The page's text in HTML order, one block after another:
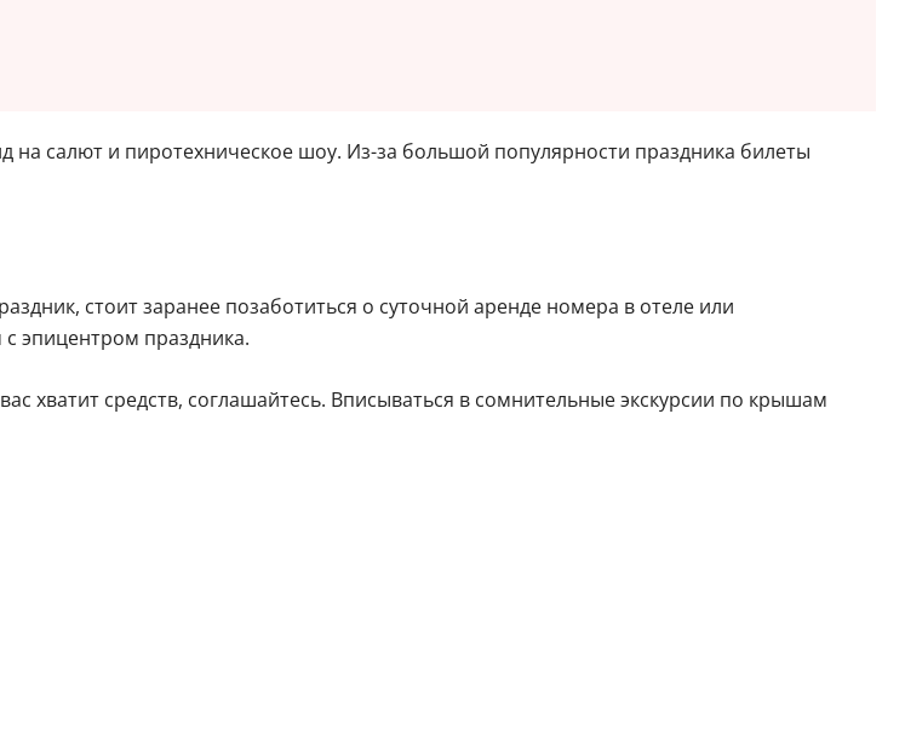
стоит заранее позаботиться о суточной аренде номера в отеле или
эпицентром праздника.